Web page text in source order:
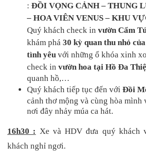
: ĐỒI VỌNG CẢNH – THUNG
– HOA VIÊN VENUS – KHU
Quý khách check in vườn Cẩm
khám phá 30 kỳ quan thu nhỏ
tình yêu với những ổ khóa xinh
check in vườn hoa tại Hồ Đa
quanh hồ,…
Quý khách tiếp tục đến với Đồi
cảnh thơ mộng và cùng hòa mình
nơi đây nhảy múa ca hát.
16h30 : Xe và HDV đưa quý khách
khách nghỉ ngơi.